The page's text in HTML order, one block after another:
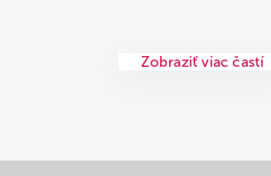
Zobraziť viac častí